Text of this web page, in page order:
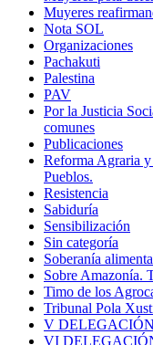
Muyeres
Nota SOL
Organizaciones
Pachakuti
Palestina
PAV
Por la Justicia
comunes
Publicaciones
Reforma Agraria
Pueblos.
Resistencia
Sabiduría
Sensibilización
Sin categoría
Soberanía
Sobre Amazonía.
Timo de los
Tribunal Pola
V
VI